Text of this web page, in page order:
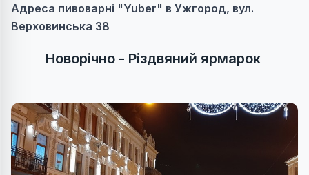
Адреса пивоварні "Yuber" в Ужгород, вул.
Верховинська 38
Новорічно - Різдвяний ярмарок